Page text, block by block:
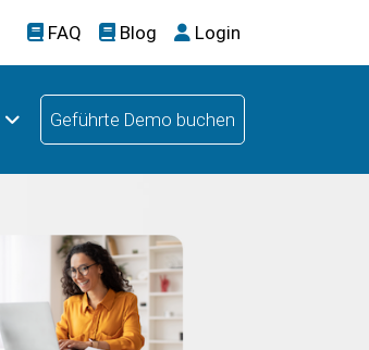
FAQ Blog Login
Geführte Demo buchen